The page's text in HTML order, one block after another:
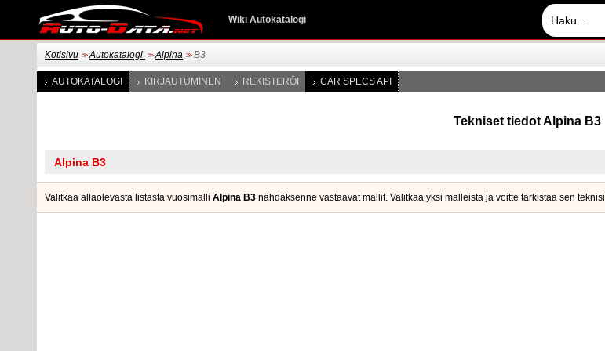
Wiki Autokatalogi
Kotisivu >> Autokatalogi >> Alpina >> B3
AUTOKATALOGI KIRJAUTUMINEN REKISTERÖI CAR SPECS API
Tekniset tiedot Alpina B3
Valitkaa allaolevasta listasta vuosimalli Alpina B3 nähdäksenne vastaavat mallit. Valitkaa yksi malleista ja voitte tarkistaa sen